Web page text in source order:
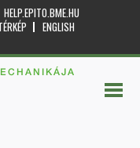
HELP.EPITO.BME.HU
ENGLISH